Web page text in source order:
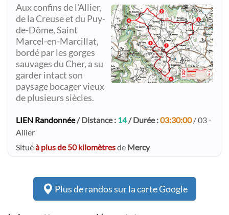
Aux confins de l'Allier,
de la Creuse et du Puy-
de-Dôme, Saint
Marcel-en-Marcillat,
bordé par les gorges
sauvages du Cher, a su
garder intact son
paysage bocager vieux
de plusieurs siècles.​
LIEN Randonnée/ Distance : 14/ Durée :03:30:00/ 03 -
Allier
Situéà plus de 50 kilomètresde Mercy
Plus de randos sur la carte Google